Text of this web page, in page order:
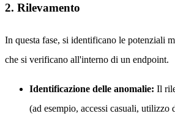
2. Rilevamento
In questa fase, si identificano le potenziali
che si verificano all'interno di un endpoint.
Identificazione delle anomalie: Il
(ad esempio, accessi casuali,